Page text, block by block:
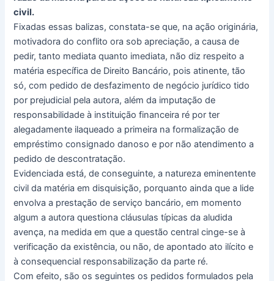
civil.
Fixadas essas balizas, constata-se que, na ação originária,
motivadora do conflito ora sob apreciação, a causa de
pedir, tanto mediata quanto imediata, não diz respeito a
matéria específica de Direito Bancário, pois atinente, tão
só, com pedido de desfazimento de negócio jurídico tido
por prejudicial pela autora, além da imputação de
responsabilidade à instituição financeira ré por ter
alegadamente ilaqueado a primeira na formalização de
empréstimo consignado danoso e por não atendimento a
pedido de descontratação.
Evidenciada está, de conseguinte, a natureza eminentente
civil da matéria em disquisição, porquanto ainda que a lide
envolva a prestação de serviço bancário, em momento
algum a autora questiona cláusulas típicas da aludida
avença, na medida em que a questão central cinge-se à
verificação da existência, ou não, de apontado ato ilícito e
à consequencial responsabilização da parte ré.
Com efeito, são os seguintes os pedidos formulados pela